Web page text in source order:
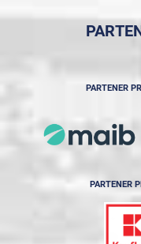
PARTENER
PARTENER